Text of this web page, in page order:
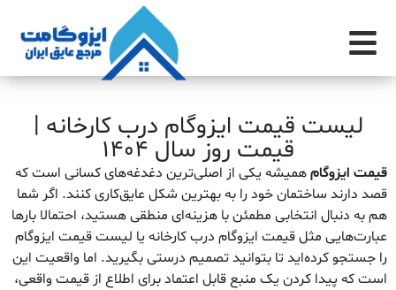
لیست قیمت ایزوگام درب کارخانه |
قیمت روز سال 1404
قیمت ایزوگامهمیشه یکی از اصلی‌ترین دغدغه‌های کسانی است که
قصد دارند ساختمان خود را به بهترین شکل عایق‌کاری کنند. اگر شما
هم به دنبال انتخابی مطمئن با هزینه‌ای منطقی هستید، احتمالا بارها
عبارت‌هایی مثل قیمت ایزوگام درب کارخانه یا لیست قیمت ایزوگام
را جستجو کرده‌اید تا بتوانید تصمیم درستی بگیرید. اما واقعیت این
است که پیدا کردن یک منبع قابل اعتماد برای اطلاع از قیمت واقعی،